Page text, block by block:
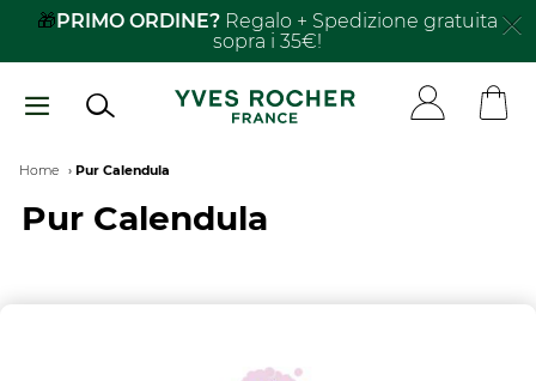
Salta
principale
🎁PRIMO ORDINE? Regalo + Spedizione gratuita
sopra i 35€!
Breadcrumb
Home Pur Calendula
Pur Calendula